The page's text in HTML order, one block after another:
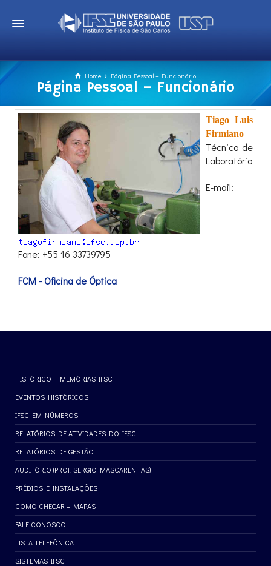
Home Página Pessoal – Funcionário
Página Pessoal – Funcionário
Tiago Luis
Firmiano
Técnico de
Laboratório
E-mail:
Fone: +55 16 33739795
FCM - Oficina de Óptica
HISTÓRICO – MEMÓRIAS IFSC
EVENTOS HISTÓRICOS
IFSC EM NÚMEROS
RELATÓRIOS DE ATIVIDADES DO IFSC
RELATÓRIOS DE GESTÃO
AUDITÓRIO (PROF. SÉRGIO MASCARENHAS)
PRÉDIOS E INSTALAÇÕES
COMO CHEGAR – MAPAS
FALE CONOSCO
LISTA TELEFÔNICA
SISTEMAS IFSC